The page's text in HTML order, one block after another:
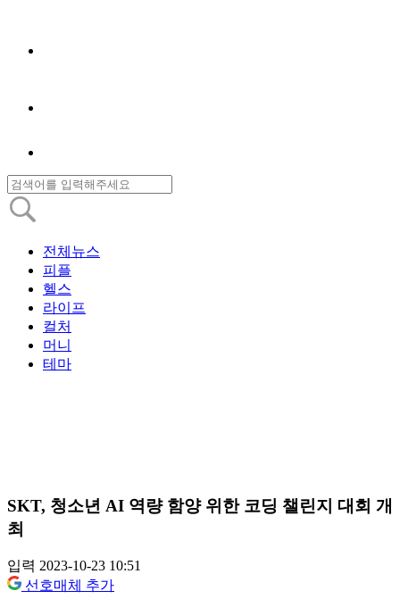
전체뉴스
피플
헬스
라이프
컬처
머니
테마
SKT, 청소년 AI 역량 함양 위한 코딩 챌린지 대회 개
최
입력 2023-10-23 10:51
선호매체 추가